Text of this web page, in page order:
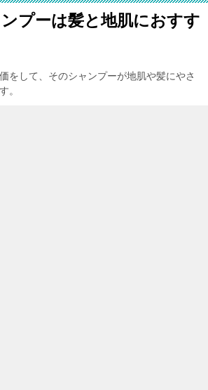
プーは髪と地肌におすす
をして、そのシャンプーが地肌や髪にやさ
。